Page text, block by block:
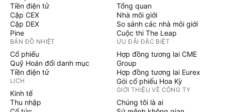
Tiền điện tử
Cặp CEX
Cặp DEX
Pine
BẢN ĐỒ NHIỆT
Cổ phiếu
Quỹ Hoán đổi danh mục
Tiền điện tử
LỊCH
Kinh tế
Thu nhập
Tổng quan
Nhà môi giới
So sánh các nhà môi giới
Cuộc thi The Leap
ƯU ĐÃI ĐẶC BIỆT
Hợp đồng tương lai CME
Group
Hợp đồng tương lai Eurex
Gói cổ phiếu Hoa Kỳ
GIỚI THIỆU VỀ CÔNG TY
Chúng tôi là ai